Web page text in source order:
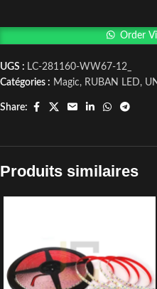
Order
UGS : LC-281160-WW67-12_
Catégories : Magic, RUBAN LED,
Share:
Produits similaires